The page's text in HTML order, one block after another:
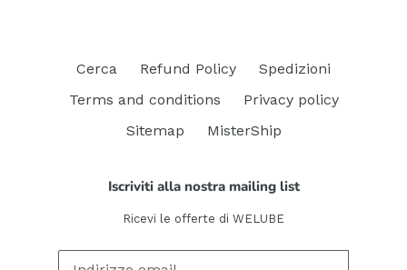
Cerca Refund Policy
Spedizioni
Terms and conditions
Privacy policy
Sitemap
MisterShip
Iscriviti alla nostra mailing list
Ricevi le offerte di WELUBE